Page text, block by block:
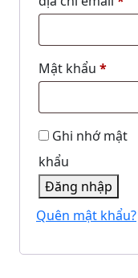
Mật khẩu *Bắt
Ghi nhớ mật
khẩu
Đăng nhập
Quên mật khẩu?